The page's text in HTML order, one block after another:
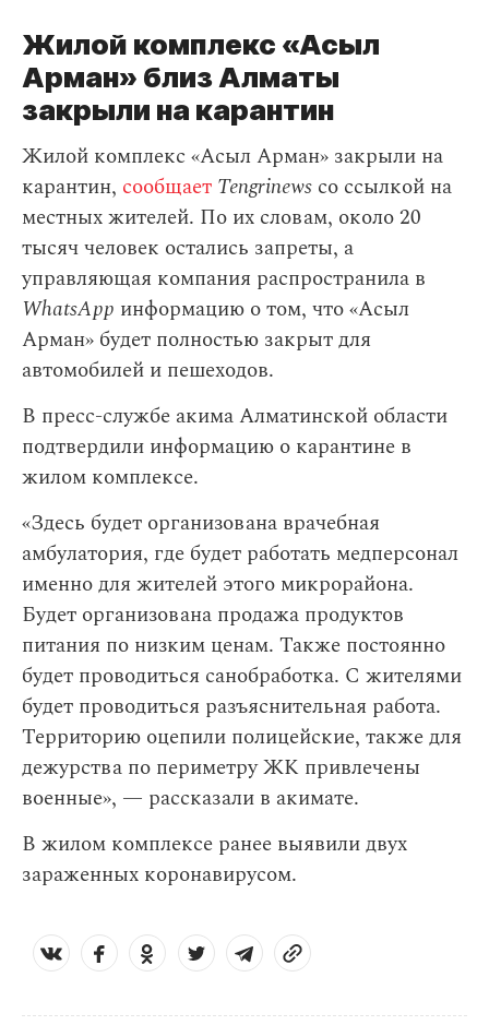
Жилой комплекс «Асыл
Арман» близ Алматы
закрыли на карантин
Жилой комплекс «Асыл Арман» закрыли на
карантин, сообщает Tengrinews со ссылкой на
местных жителей. По их словам, около 20
тысяч человек остались запреты, а
управляющая компания распространила в
WhatsApp информацию о том, что «Асыл
Арман» будет полностью закрыт для
автомобилей и пешеходов.
В пресс-службе акима Алматинской области
подтвердили информацию о карантине в
жилом комплексе.
«Здесь будет организована врачебная
амбулатория, где будет работать медперсонал
именно для жителей этого микрорайона.
Будет организована продажа продуктов
питания по низким ценам. Также постоянно
будет проводиться санобработка. С жителями
будет проводиться разъяснительная работа.
Территорию оцепили полицейские, также для
дежурства по периметру ЖК привлечены
военные», — рассказали в акимате.
В жилом комплексе ранее выявили двух
зараженных коронавирусом.